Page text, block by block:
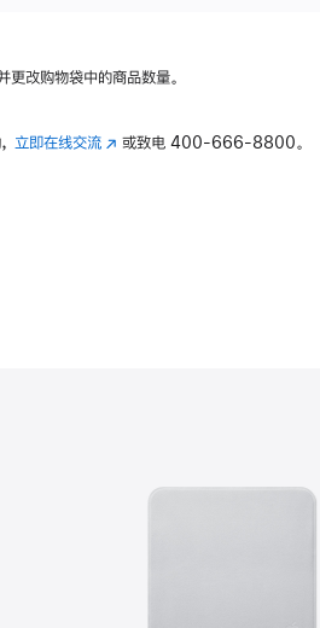
更改购物袋中的商品数量。
立即在线交流(在 或致电400-666-8800。